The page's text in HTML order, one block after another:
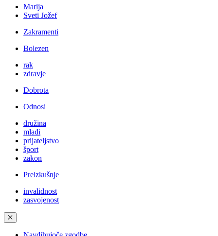
Marija
Sveti Jožef
Zakramenti
Bolezen
rak
zdravje
Dobrota
Odnosi
družina
mladi
prijateljstvo
šport
zakon
Preizkušnje
invalidnost
zasvojenost
✕